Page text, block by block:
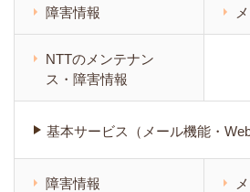
障害情報
NTTのメンテナン
ス・障害情報
基本サービス（メール機能・Web
障害情報